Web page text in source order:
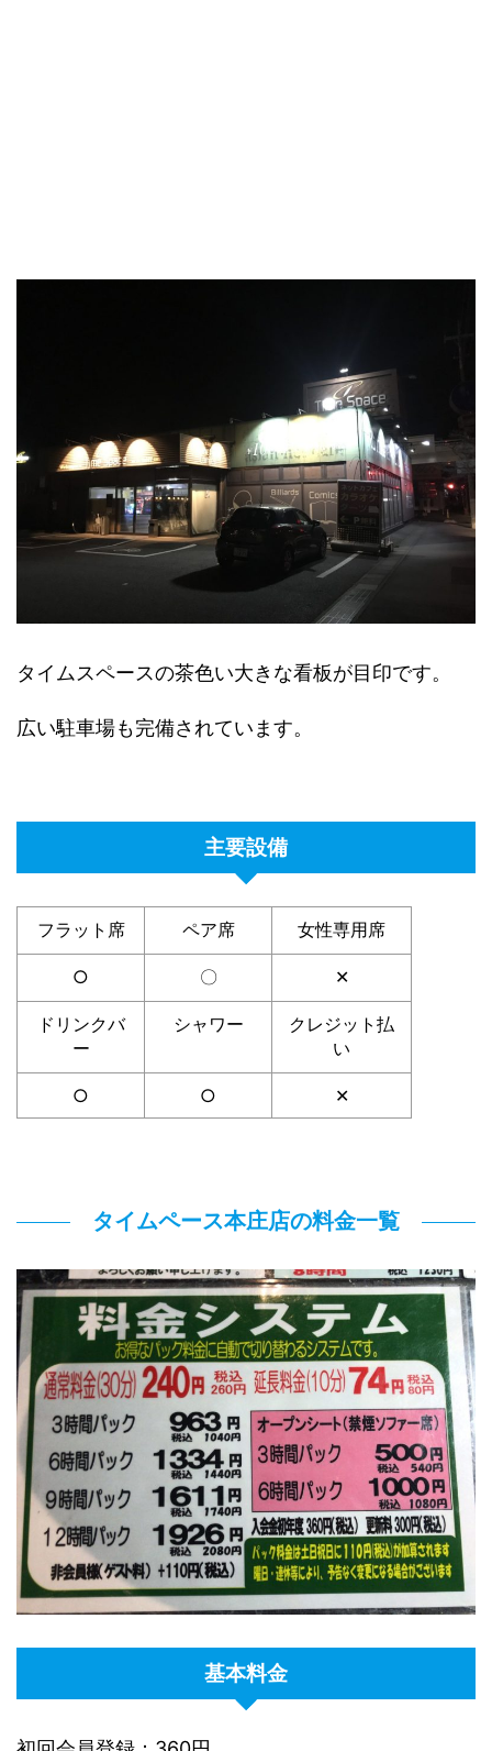
タイムスペースの茶色い大きな看板が目印です。
広い駐車場も完備されています。
主要設備
フラット席 ペア席 女性専用席
○ 〇 ✕
ドリンクバ
ー
シャワー
クレジット払
い
○ ○ ✕
タイムペース本庄店の料金一覧
基本料金